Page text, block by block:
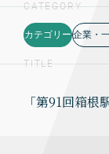
CATEGORY
カテゴリー 企業・
TITLE
「第91回箱